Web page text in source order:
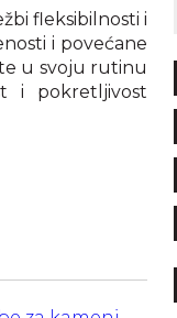
fleksibilnosti i
i povećane
u svoju rutinu
i pokretljivost